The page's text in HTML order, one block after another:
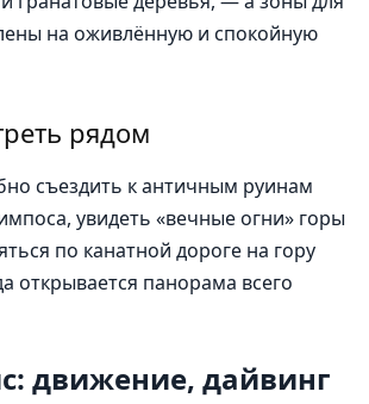
на оживлённую и спокойную
рядом
съездить к античным руинам
увидеть «вечные огни» горы
по канатной дороге на гору
открывается панорама всего
движение, дайвинг